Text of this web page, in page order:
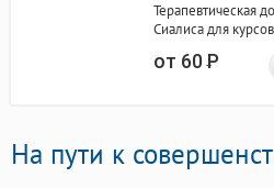
Терапевтическая
Сиалиса для
от 60Р
На пути к